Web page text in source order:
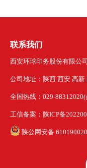
联系我们
西安环球印务股份有限公司
公司地址：陕西 西安 高新
全国热线：029-
工信备案：陕ICP备
陕公网安备